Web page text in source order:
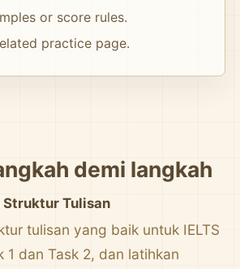
or score rules.
practice page.
demi langkah
Struktur Tulisan
tulisan yang baik untuk IELTS
1 dan Task 2, dan latihkan